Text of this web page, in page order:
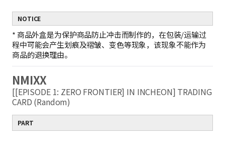
NOTICE
* 商品外盒是为保护商品防止冲击而制作的，在包装/运输过
程中可能会产生划痕及褶皱、变色等现象，该现象不能作为
商品的退换理由。
NMIXX
[[EPISODE 1: ZERO FRONTIER] IN INCHEON] TRADING
CARD (Random)
PART